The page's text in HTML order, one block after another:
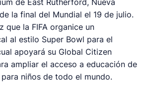
de East Rutherford, Nueva
la final del Mundial el 19 de julio.
que la FIFA organice un
al estilo Super Bowl para el
apoyará su Global Citizen
ampliar el acceso a educación de
niños de todo el mundo.